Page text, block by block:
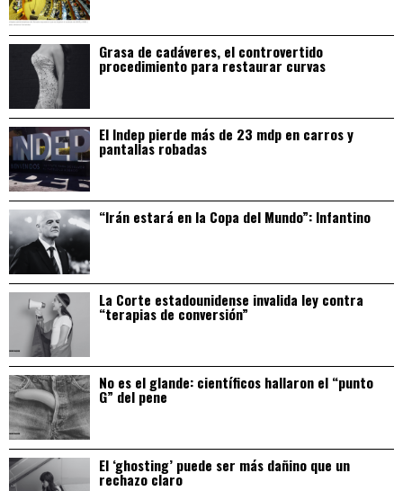
Grasa de cadáveres, el controvertido
procedimiento para restaurar curvas
El Indep pierde más de 23 mdp en carros y
pantallas robadas
“Irán estará en la Copa del Mundo”: Infantino
La Corte estadounidense invalida ley contra
“terapias de conversión”
No es el glande: científicos hallaron el “punto
G” del pene
El ‘ghosting’ puede ser más dañino que un
rechazo claro